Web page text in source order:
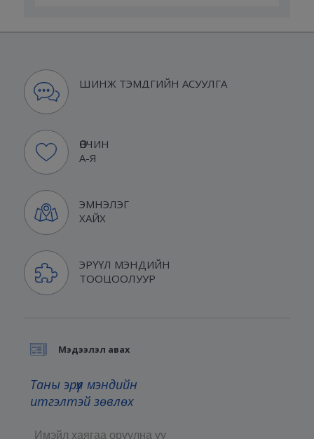
ШИНЖ ТЭМДГИЙН АСУУЛГА
ӨВЧИН
А-Я
ЭМНЭЛЭГ
ХАЙХ
ЭРҮҮЛ МЭНДИЙН
ТООЦООЛУУР
Мэдээлэл авах
Таны эрүүл мэндийн
итгэлтэй зөвлөх